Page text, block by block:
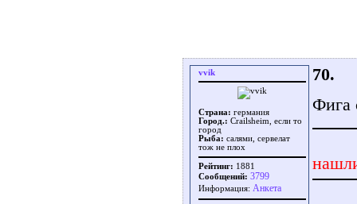
vvik
Страна: германия
Город.: Crailsheim, если то
город
Рыба: салями, сервелат
тож не плох
Рейтинг: 1881
Сообщений: 3799
Информация: Aнкета
70.
Фига